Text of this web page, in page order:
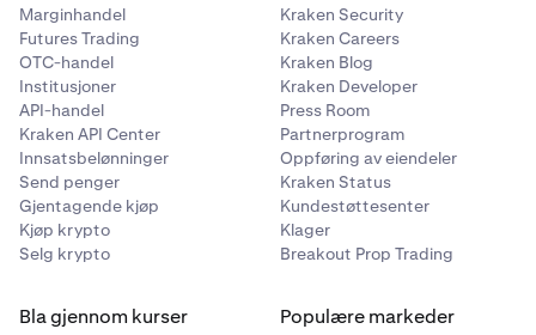
Marginhandel
Futures Trading
OTC-handel
Institusjoner
API-handel
Kraken API Center
Innsatsbelønninger
Send penger
Gjentagende kjøp
Kjøp krypto
Selg krypto
Kraken Security
Kraken Careers
Kraken Blog
Kraken Developer
Press Room
Partnerprogram
Oppføring av eiendeler
Kraken Status
Kundestøttesenter
Klager
Breakout Prop Trading
Bla gjennom kurser Populære markeder